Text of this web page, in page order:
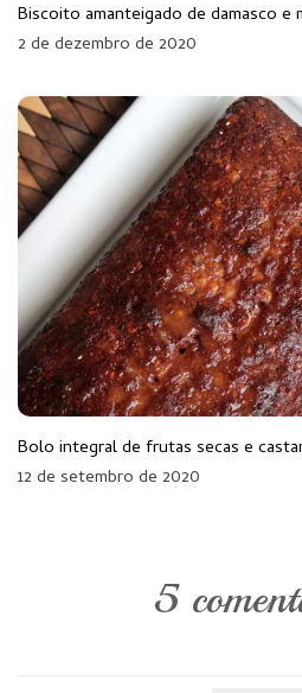
Biscoito amanteigado de damasco e
2 de dezembro de 2020
Bolo integral de frutas secas e
12 de setembro de 2020
5